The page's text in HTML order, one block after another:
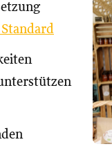
Standard